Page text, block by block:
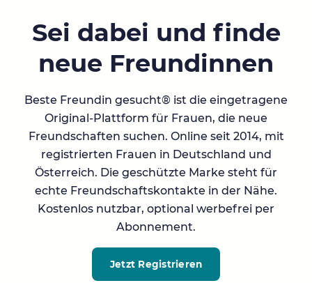
Sei dabei und finde
neue Freundinnen
Beste Freundin gesucht® ist die eingetragene
Original-Plattform für Frauen, die neue
Freundschaften suchen. Online seit 2014, mit
registrierten Frauen in Deutschland und
Österreich. Die geschützte Marke steht für
echte Freundschaftskontakte in der Nähe.
Kostenlos nutzbar, optional werbefrei per
Abonnement.
Jetzt Registrieren